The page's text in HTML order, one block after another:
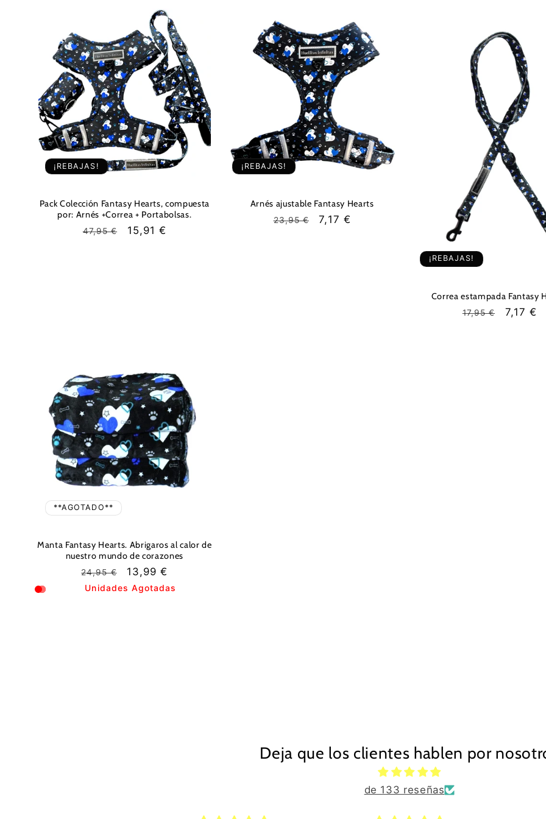
ó
n
¡REBAJAS!
Pack Colección Fantasy Hearts, compuesta
por: Arnés +Correa + Portabolsas.
Precio
47,95 €
Precio
15,91 €
¡REBAJAS!
Arnés ajustable Fantasy Hearts
Precio
23,95 €
Precio
7,17 €
¡REBAJAS!
Correa estampada Fantasy
Precio
17,95 €
Precio
7,17 €
**AGOTADO**
Manta Fantasy Hearts. Abrigaros al calor de
nuestro mundo de corazones
Precio
habitual
24,95 €
Precio
de
13,99 €
Unidades Agotadas
Deja que los clientes hablen por
de 133 reseñas